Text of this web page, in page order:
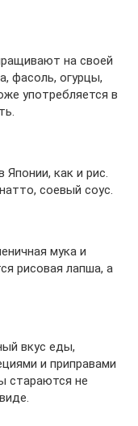
на своей
фасоль, огурцы,
употребляется в
как и рис.
соевый соус.
мука и
рисовая лапша, а
вкус еды,
и приправами
стараются не